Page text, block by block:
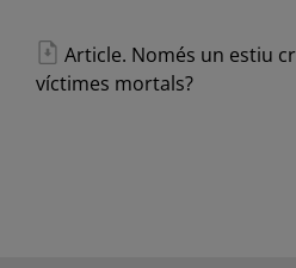
Article. Només un estiu
víctimes mortals?